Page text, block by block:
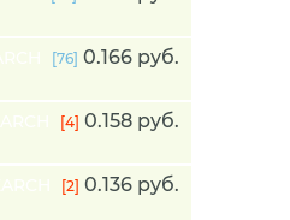
[76] 0.166 руб.
[4] 0.158 руб.
[2] 0.136 руб.